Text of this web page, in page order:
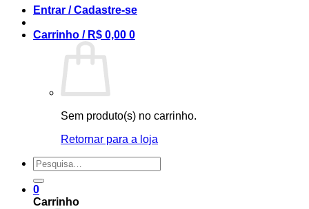
Entrar / Cadastre-se
Carrinho / R$ 0,00 0
Sem produto(s) no carrinho.
Retornar para a loja
Pesquisar
por:
0
Carrinho